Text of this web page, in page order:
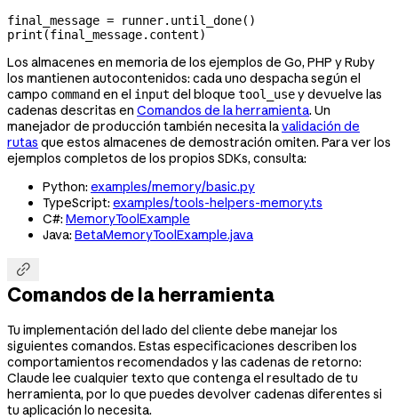
final_message = runner.until_done()
print (final_message.content)
Los almacenes en memoria de los ejemplos de Go, PHP y Ruby
los mantienen autocontenidos: cada uno despacha según el
campo command en el input del bloque tool_usey devuelve las
cadenas descritas en Comandos de la herramienta. Un
manejador de producción también necesita lavalidación de
rutas que estos almacenes de demostración omiten. Para ver los
ejemplos completos de los propios SDKs, consulta:
Python: examples/memory/basic.py
TypeScript: examples/tools-helpers-memory.ts
C#: MemoryToolExample
Java: BetaMemoryToolExample.java

Comandos de la herramienta
Tu implementación del lado del cliente debe manejar los
siguientes comandos. Estas especificaciones describen los
comportamientos recomendados y las cadenas de retorno:
Claude lee cualquier texto que contenga el resultado de tu
herramienta, por lo que puedes devolver cadenas diferentes si
tu aplicación lo necesita.